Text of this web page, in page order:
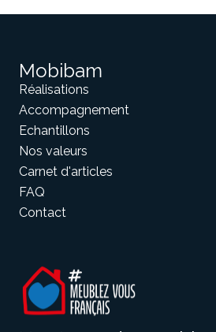
Mobibam
Réalisations
Accompagnement
Echantillons
Nos valeurs
Carnet d'articles
FAQ
Contact